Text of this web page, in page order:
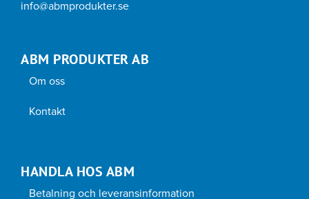
info@abmprodukter.se
ABM PRODUKTER AB
Om oss
Kontakt
HANDLA HOS ABM
Betalning och leveransinformation